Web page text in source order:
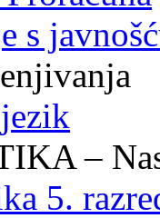
s
–
5.